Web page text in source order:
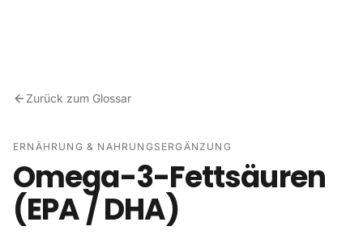
Zurück zum Glossar
ERNÄHRUNG & NAHRUNGSERGÄNZUNG
Omega-3-Fettsäuren
(EPA / DHA)